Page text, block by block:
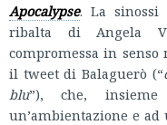
Apocalypse. La
ribalta di Angela
compromessa in
il tweet di Balaguerò (“
blu”), che,
un’ambientazione e ad